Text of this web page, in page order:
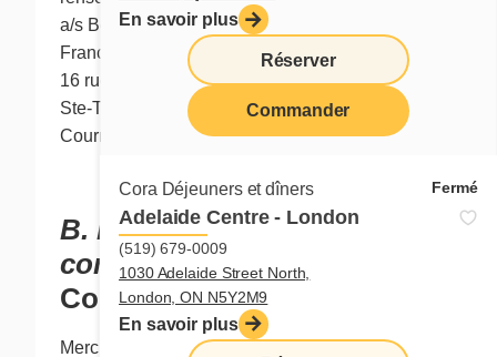
En savoir plus
Réserver
Commander
Cora Déjeuners et dîners Fermé
Adelaide Centre - London
(519) 679-0009
1030 Adelaide Street North,
London, ON N5Y2M9
En savoir plus
a/s Benoit Morel
Franchises Cora Inc.
16 rue Sicard, local 50
Ste-Thérèse (Québec) J7E 3W7
Courriel :
bmorel@chezcora.com
B. Politique de
confidentialité
Cora Déjeuners et dîners
Merci de nous rendre visite en ligne à l’adresse